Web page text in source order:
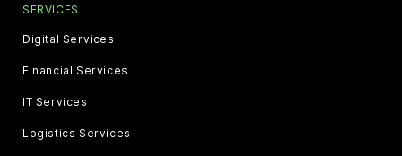
SERVICES
Digital Services
Financial Services
IT Services
Logistics Services